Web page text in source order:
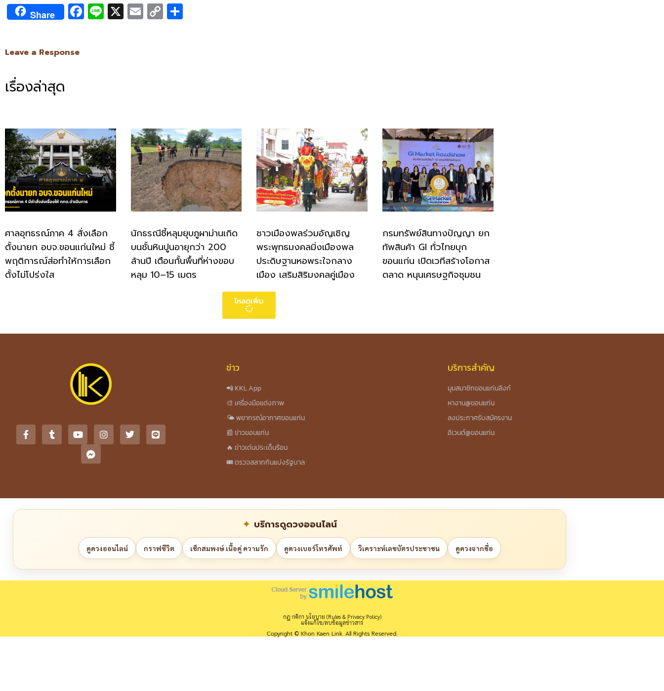
Share Facebook
Line
X Email
Copy
Leave a Response
เรื่องล่าสุด
ศาลอุทธรณ์ภาค 4 สั่งเลือก
ตั้งนายก อบจ.ขอนแก่นใหม่ ชี้
พฤติการณ์ส่อทำให้การเลือก
ตั้งไม่โปร่งใส
นักธรณีชี้หลุมยุบภูผาม่านเกิด
บนชั้นหินปูนอายุกว่า 200
ล้านปี เตือนกั้นพื้นที่ห่างขอบ
หลุม 10–15 เมตร
ชาวเมืองพลร่วมอัญเชิญ
พระพุทธมงคลมิ่งเมืองพล
ประดิษฐานหอพระใจกลาง
เมือง เสริมสิริมงคลคู่เมือง
กรมทรัพย์สินทางปัญญา ยก
ทัพสินค้า GI ทั่วไทยบุก
ขอนแก่น เปิดเวทีสร้างโอกาส
ตลาด หนุนเศรษฐกิจชุมชน
โหลดเพิ่ม
ข่าว
📲 KKL App
🎨 เครื่องมือแต่งภาพ
🌤️ พยากรณ์อากาศขอนแก่น
📰 ข่าวขอนแก่น
🔥 ข่าวเด่นประเด็นร้อน
🎟️ ตรวจสลากกินแบ่งรัฐบาล
บริการสำคัญ
มุมสมาชิกขอนแก่นลิงก์
หางาน@ขอนแก่น
ลงประกาศรับสมัครงาน
อีเวนต์@ขอนแก่น
บริการดูดวงออนไลน์
ดูดวงออนไลน์ กราฟชีวิต เช็กสมพงษ์ เนื้อคู่ ความรัก ดูดวงเบอร์โทรศัพท์ วิเคราะห์เลขบัตรประชาชน ดูดวงจากชื่อ
กฎ กติกา นโยบาย (Rules & Privacy Policy)
แจ้งแก้ไข/ลบข้อมูลข่าวสาร
Copyright © Khon Kaen Link. All Rights Reserved.